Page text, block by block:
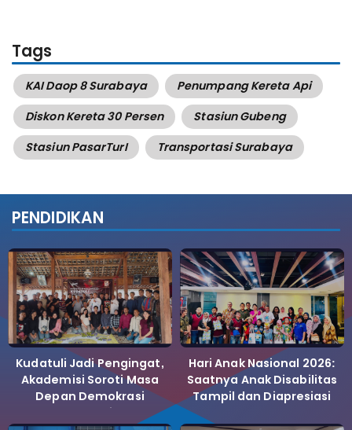
Tags
KAI Daop 8 Surabaya
Penumpang Kereta Api
Diskon Kereta 30 Persen
Stasiun Gubeng
Stasiun PasarTurI
Transportasi Surabaya
PENDIDIKAN
Kudatuli Jadi Pengingat,
Akademisi Soroti Masa
Depan Demokrasi
Indonesia
Hari Anak Nasional 2026:
Saatnya Anak Disabilitas
Tampil dan Diapresiasi